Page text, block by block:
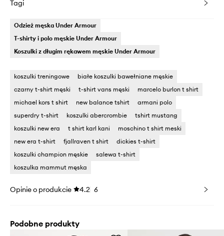
Tagi
Odzież męska Under Armour
T-shirty i polo męskie Under Armour
Koszulki z długim rękawem męskie Under Armour
koszulki treningowe
białe koszulki bawełniane męskie
czarny t-shirt męski
t-shirt vans męski
marcelo burlon t shirt
michael kors t shirt
new balance tshirt
armani polo
superdry t-shirt
koszulki abercrombie
tshirt mustang
koszulki new era
t shirt karl kani
moschino t shirt meski
new era t-shirt
fjallraven t shirt
dickies t-shirt
koszulki champion męskie
salewa t-shirt
koszulka mammut męska
Opinie o produkcie 4.2 6
Podobne produkty